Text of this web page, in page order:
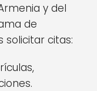
y del
de
solicitar citas: